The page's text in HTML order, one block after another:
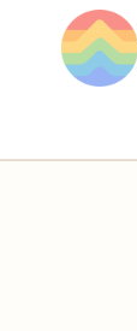
contenido